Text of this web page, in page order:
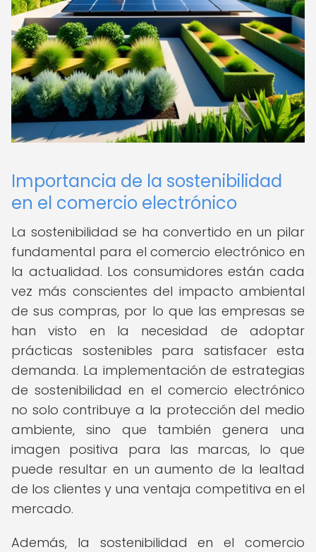
Importancia de la sostenibilidad
en el comercio electrónico
La sostenibilidad se ha convertido en un pilar
fundamental para el comercio electrónico en
la actualidad. Los consumidores están cada
vez más conscientes del impacto ambiental
de sus compras, por lo que las empresas se
han visto en la necesidad de adoptar
prácticas sostenibles para satisfacer esta
demanda. La implementación de estrategias
de sostenibilidad en el comercio electrónico
no solo contribuye a la protección del medio
ambiente, sino que también genera una
imagen positiva para las marcas, lo que
puede resultar en un aumento de la lealtad
de los clientes y una ventaja competitiva en el
mercado.
Además, la sostenibilidad en el comercio